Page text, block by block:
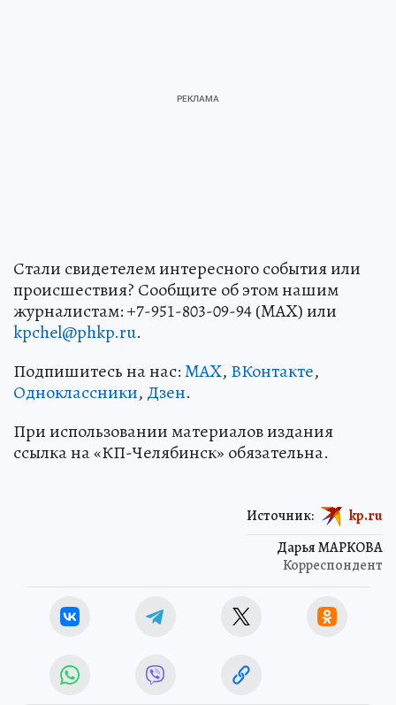
Стали свидетелем интересного события или
происшествия? Сообщите об этом нашим
журналистам: +7-951-803-09-94 (MAX) или
kpchel@phkp.ru.
Подпишитесь на нас:MAX, ВКонтакте,
Одноклассники, Дзен.
При использовании материалов издания
ссылка на «КП-Челябинск» обязательна.
Дарья МАРКОВА
Корреспондент
Источник: kp.ru